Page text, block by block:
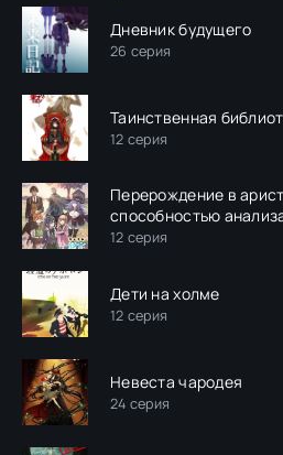
Дневник будущего
26 серия
Таинственная
12 серия
Перерождение в
способностью
12 серия
Дети на холме
12 серия
Невеста чародея
24 серия